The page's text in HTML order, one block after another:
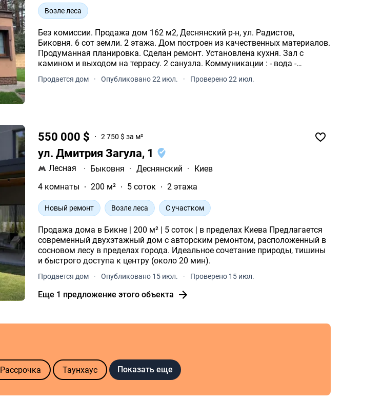
Возле леса
Без комиссии. Продажа дом 162 м2, Деснянский р-н, ул. Радистов,
Биковня. 6 сот земли. 2 этажа. Дом построен из качественных материалов.
Продуманная планировка. Сделан ремонт. Установлена кухня. Зал с
камином и выходом на террасу. 2 санузла. Коммуникации : - вода -
Продается дом · Опубликовано 22 июл. · Проверено 22 июл.
550 000 $ 2 750 $ за м²
ул. Дмитрия Загула, 1
Лесная · Быковня · Деснянский ·
Киев
4 комнаты
200 м² 5 соток 2 этажа
Новый ремонт Возле леса С участком
Продажа дома в Бикне | 200 м² | 5 соток | в пределах Киева Предлагается
современный двухэтажный дом с авторским ремонтом, расположенный в
сосновом лесу в пределах города. Идеальное сочетание природы, тишины
и быстрого доступа к центру (около 20 мин).
Продается дом · Опубликовано 15 июл. · Проверено 15 июл.
Еще 1 предложение этого объекта
Рассрочка Таунхаус Показать еще